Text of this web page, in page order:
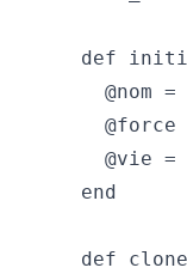
def
@nom =
@force
@vie =
  end
  def clone